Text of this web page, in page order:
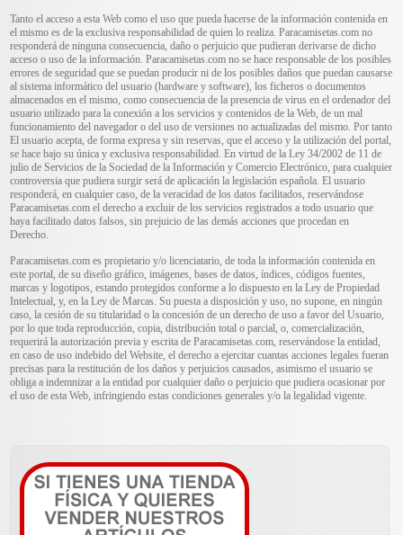
Tanto el acceso a esta Web como el uso que pueda hacerse de la información contenida en
el mismo es de la exclusiva responsabilidad de quien lo realiza. Paracamisetas.com no
responderá de ninguna consecuencia, daño o perjuicio que pudieran derivarse de dicho
acceso o uso de la información. Paracamisetas.com no se hace responsable de los posibles
errores de seguridad que se puedan producir ni de los posibles daños que puedan causarse
al sistema informático del usuario (hardware y software), los ficheros o documentos
almacenados en el mismo, como consecuencia de la presencia de virus en el ordenador del
usuario utilizado para la conexión a los servicios y contenidos de la Web, de un mal
funcionamiento del navegador o del uso de versiones no actualizadas del mismo. Por tanto
El usuario acepta, de forma expresa y sin reservas, que el acceso y la utilización del portal,
se hace bajo su única y exclusiva responsabilidad. En virtud de la Ley 34/2002 de 11 de
julio de Servicios de la Sociedad de la Información y Comercio Electrónico, para cualquier
controversia que pudiera surgir será de aplicación la legislación española. El usuario
responderá, en cualquier caso, de la veracidad de los datos facilitados, reservándose
Paracamisetas.com el derecho a excluir de los servicios registrados a todo usuario que
haya facilitado datos falsos, sin prejuicio de las demás acciones que procedan en
Derecho.
Paracamisetas.com es propietario y/o licenciatario, de toda la información contenida en
este portal, de su diseño gráfico, imágenes, bases de datos, índices, códigos fuentes,
marcas y logotipos, estando protegidos conforme a lo dispuesto en la Ley de Propiedad
Intelectual, y, en la Ley de Marcas. Su puesta a disposición y uso, no supone, en ningún
caso, la cesión de su titularidad o la concesión de un derecho de uso a favor del Usuario,
por lo que toda reproducción, copia, distribución total o parcial, o, comercialización,
requerirá la autorización previa y escrita de Paracamisetas.com, reservándose la entidad,
en caso de uso indebido del Website, el derecho a ejercitar cuantas acciones legales fueran
precisas para la restitución de los daños y perjuicios causados, asimismo el usuario se
obliga a indemnizar a la entidad por cualquier daño o perjuicio que pudiera ocasionar por
el uso de esta Web, infringiendo estas condiciones generales y/o la legalidad vigente.